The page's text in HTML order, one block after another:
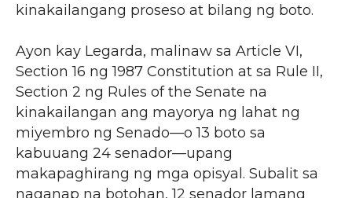
kinakailangang proseso at bilang ng boto.
Ayon kay Legarda, malinaw sa Article VI,
Section 16 ng 1987 Constitution at sa Rule II,
Section 2 ng Rules of the Senate na
kinakailangan ang mayorya ng lahat ng
miyembro ng Senado—o 13 boto sa
kabuuang 24 senador—upang
makapaghirang ng mga opisyal. Subalit sa
naganap na botohan, 12 senador lamang